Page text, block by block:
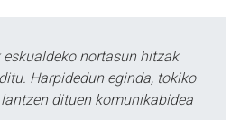
eskualdeko nortasun hitzak
Harpidedun eginda, tokiko
dituen komunikabidea